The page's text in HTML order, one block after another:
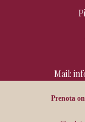
Mail:
Contatti